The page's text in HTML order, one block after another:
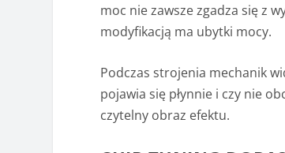
moc nie zawsze zgadza się z
modyfikacją ma ubytki mocy.
Podczas strojenia mechanik
pojawia się płynnie i czy nie
czytelny obraz efektu.